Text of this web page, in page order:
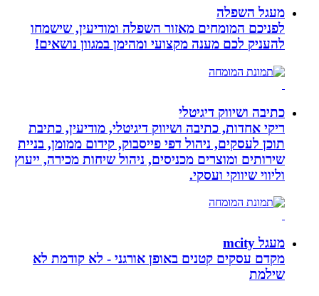
מעגל השפלה
לפניכם המומחים מאזור השפלה ומודיעין, שישמחו
להעניק לכם מענה מקצועי ומהימן במגוון נושאים!
כתיבה ושיווק דיגיטלי
ריקי אחדות, כתיבה ושיווק דיגיטלי, מודיעין, כתיבת
תוכן לעסקים, ניהול דפי פייסבוק, קידום ממומן, בניית
שירותים ומוצרים מכניסים, ניהול שיחות מכירה, ייעוץ
וליווי שיווקי ועסקי.
מעגל mcity
מקדם עסקים קטנים באופן אורגני - לא קודמת לא
שילמת